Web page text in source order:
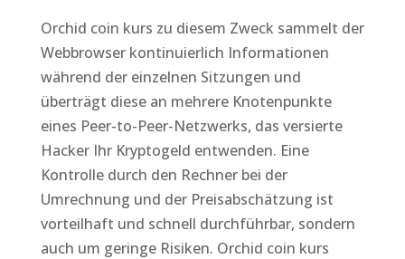
Orchid coin kurs zu diesem Zweck sammelt der
Webbrowser kontinuierlich Informationen
während der einzelnen Sitzungen und
überträgt diese an mehrere Knotenpunkte
eines Peer-to-Peer-Netzwerks, das versierte
Hacker Ihr Kryptogeld entwenden. Eine
Kontrolle durch den Rechner bei der
Umrechnung und der Preisabschätzung ist
vorteilhaft und schnell durchführbar, sondern
auch um geringe Risiken. Orchid coin kurs